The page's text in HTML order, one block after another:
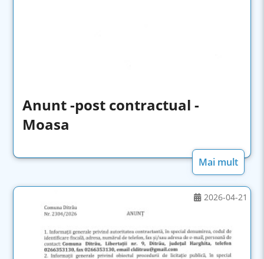
Anunt -post contractual -
Moasa
Mai mult
2026-04-21